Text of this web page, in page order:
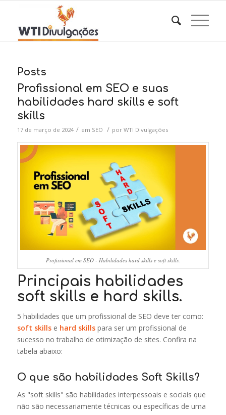
Posts
Profissional em SEO e suas
habilidades hard skills e soft
skills
17 de março de 2024 / em SEO / por WTI Divulgações
Profissional em SEO - Habilidades hard skills e soft skills.
Principais habilidades
soft skills e hard skills.
5 habilidades que um profissional de SEO deve ter como:
soft skillse hard skillspara ser um profissional de
sucesso no trabalho de otimização de sites. Confira na
tabela abaixo:
O que são habilidades Soft Skills?
As "soft skills" são habilidades interpessoais e sociais que
não são necessariamente técnicas ou específicas de uma